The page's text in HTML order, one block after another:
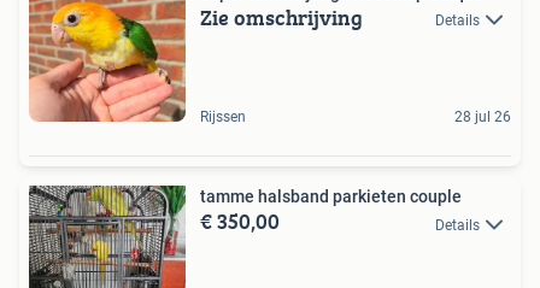
Zie omschrijving Details
Rijssen 28 jul 26
tamme halsband parkieten couple
€ 350,00 Details